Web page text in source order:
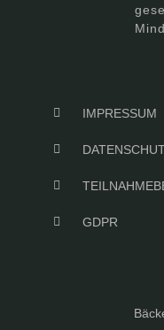
IMPRESSUM
GDPR